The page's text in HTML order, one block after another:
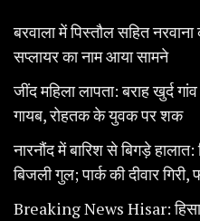
बरवाला में पिस्तौल सहित
सप्लायर का नाम आया सामने
जींद महिला लापता: बराह खुर्द
गायब, रोहतक के युवक पर शक
नारनौंद में बारिश से बिगड़े हालात:
बिजली गुल; पार्क की दीवार
Breaking News Hisar: